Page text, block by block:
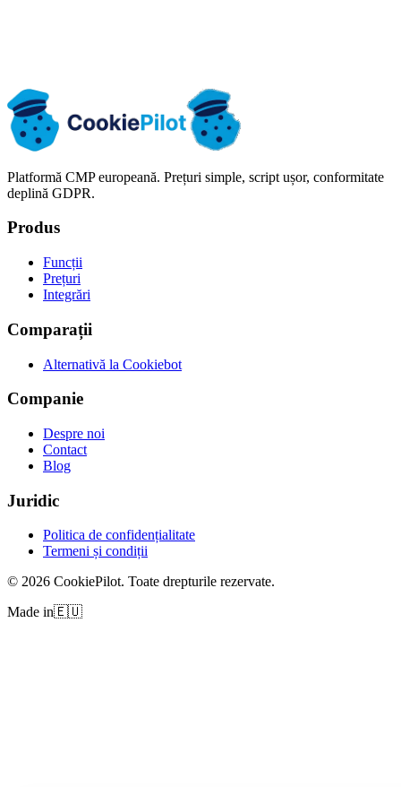
Listă de verificare pentru testare după implementare
Platformă CMP europeană. Prețuri simple, script ușor, conformitate
deplină GDPR.
Produs
Funcții
Prețuri
Integrări
Comparații
Alternativă la Cookiebot
Companie
Despre noi
Contact
Blog
Juridic
Politica de confidențialitate
Termeni și condiții
© 2026 CookiePilot. Toate drepturile rezervate.
Made in🇪🇺